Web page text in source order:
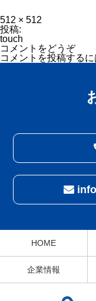
フ
ル
サ
イ
ズ
512 × 512
投
稿
ナ
ビ
投稿:
touch
コメントをどうぞ
コメントを投稿するに
HOME
企業情報